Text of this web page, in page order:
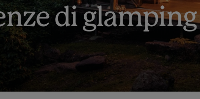
di glamping